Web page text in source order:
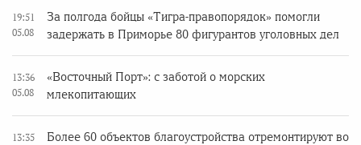
19:51
05.08
За полгода бойцы «Тигра-правопорядок» помогли
задержать в Приморье 80 фигурантов уголовных дел
13:36
05.08
«Восточный Порт»: с заботой о морских
млекопитающих
13:35
Более 60 объектов благоустройства отремонтируют во